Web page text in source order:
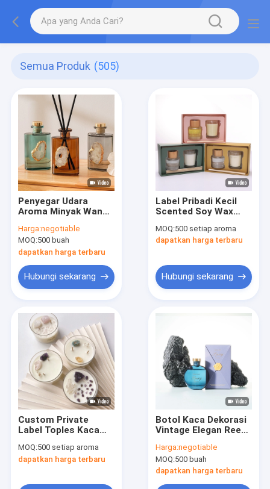
Semua Produk (505)
Penyegar Udara
Aroma Minyak Wangi
Diffuser
Harga:negotiable
MOQ:500 buah
dapatkan harga terbaru
Hubungi sekarang
Label Pribadi Kecil
Scented Soy Wax
Fragrance Gift Set
MOQ:500 setiap aroma
dapatkan harga terbaru
Hubungi sekarang
Custom Private
Label Toples Kaca
Beraroma Hadiah
Pernikahan
MOQ:500 setiap aroma
dapatkan harga terbaru
Botol Kaca Dekorasi
Vintage Elegan Reed
Dengan Kotak Hadiah
Tongkat
Harga:negotiable
MOQ:500 buah
dapatkan harga terbaru